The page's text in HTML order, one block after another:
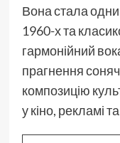
Вона стала
1960-х та
гармонійний
прагнення
композицію
у кіно, рекламі